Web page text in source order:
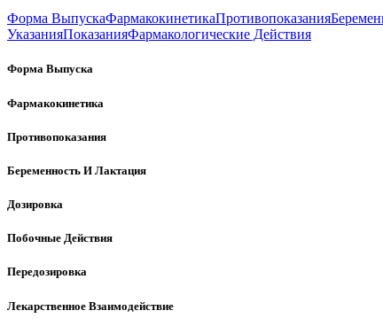
Форма ВыпускаФармакокинетикаПротивопоказания
УказанияПоказанияФармакологические Действия
Форма Выпуска
Фармакокинетика
Противопоказания
Беременность И Лактация
Дозировка
Побочные Действия
Передозировка
Лекарственное Взаимодействие